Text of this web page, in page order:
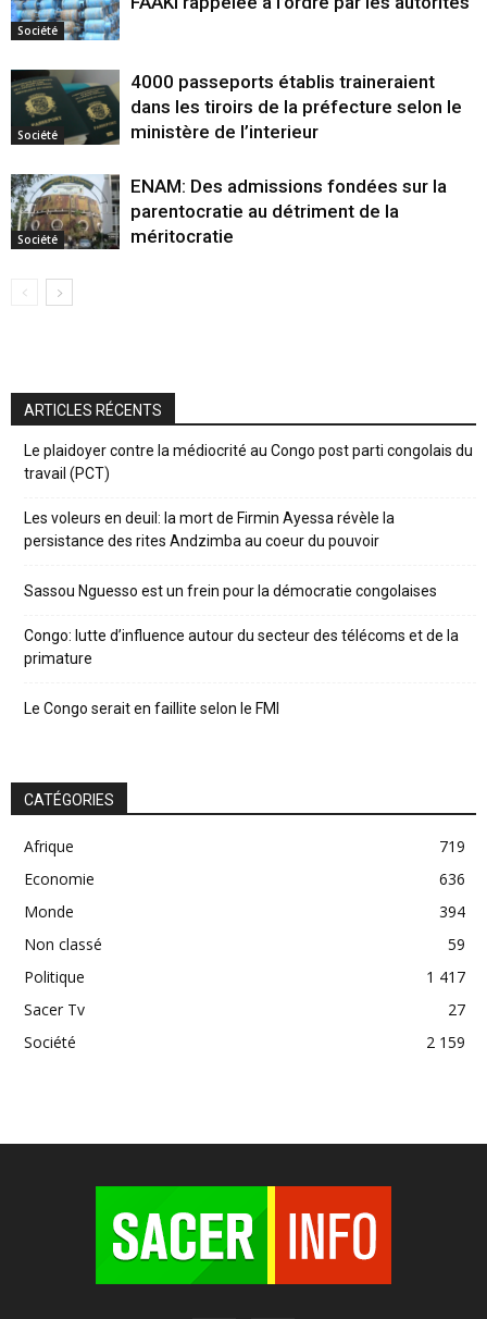
Société
Société
4000 passeports établis traineraient
dans les tiroirs de la préfecture selon le
ministère de l’interieur
Société
ENAM: Des admissions fondées sur la
parentocratie au détriment de la
méritocratie
ARTICLES RÉCENTS
Le plaidoyer contre la médiocrité au Congo post parti congolais du
travail (PCT)
Les voleurs en deuil: la mort de Firmin Ayessa révèle la
persistance des rites Andzimba au coeur du pouvoir
Sassou Nguesso est un frein pour la démocratie congolaises
Congo: lutte d’influence autour du secteur des télécoms et de la
primature
Le Congo serait en faillite selon le FMI
CATÉGORIES
Afrique
719
Economie
636
Monde
394
Non classé
59
Politique
1 417
Sacer Tv
27
Société
2 159